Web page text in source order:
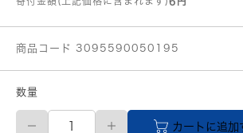
商品コード 3095590050195
数量
ラ
カートに追加